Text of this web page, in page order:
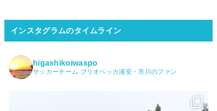
インスタグラムのタイムライン
higashikoiwaspo
サッカーチーム ブリオベッカ浦安・市川のファン